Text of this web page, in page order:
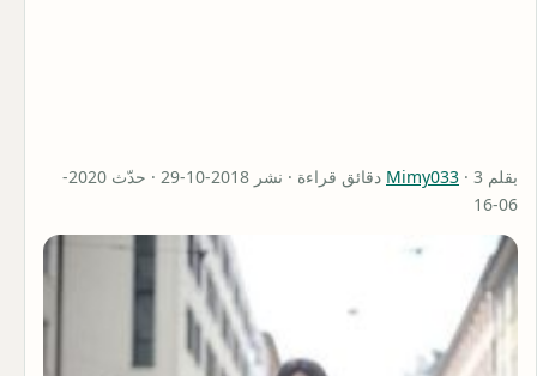
بقلم Mimy033
· 3 دقائق قراءة · نشر 2018-10-29 · حدّث 2020-
06-16